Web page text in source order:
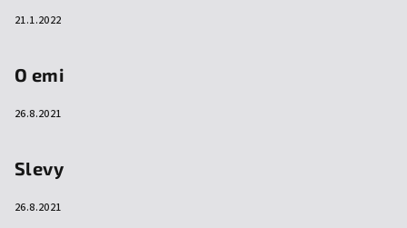
21.1.2022
O emi
26.8.2021
Slevy
26.8.2021